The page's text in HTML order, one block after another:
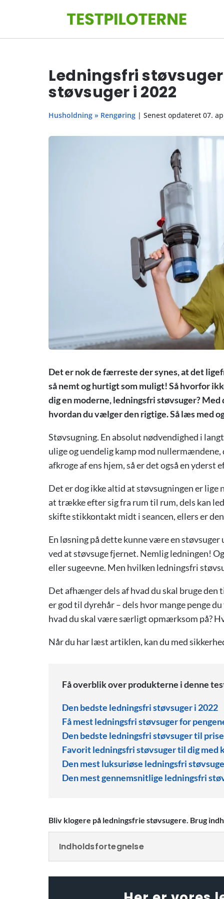
Ledningsfri
støvsuger i 2022
Husholdning » Rengøring | Senest opdateret 07.
Det er nok de færreste der synes, at det
så nemt og hurtigt som muligt! Så hvorfor
dig en moderne, ledningsfri støvsuger?
hvordan du vælger den rigtige. Så læs med
Støvsugning. En absolut nødvendighed i
ulige og uendelig kamp mod
afkroge af ens hjem, så er det også en yderst
Det er dog ikke altid at støvsugningen er
at trække efter sig fra rum til rum, dels kan
skifte stikkontakt midt i seancen, ellers er
En løsning på dette kunne være en
ved at støvsuge fjernet. Nemlig ledningen!
eller sugeevne. Men hvilken ledningsfri
Det afhænger dels af hvad du skal bruge
er god til dyrehår – dels hvor mange penge
hvad du skal være særligt opmærksom på?
Når du har læst artiklen, kan du med
Få overblik over produkterne i denne
Den bedste ledningsfri støvsuger i 2022
Få mest ledningsfri støvsuger for
Den bedste ledningsfri støvsuger til
Favorit ledningsfri støvsuger til dig med
Den mest luksuriøse ledningsfri
Den mest gennemsnitlige ledningsfri
Bliv klogere på ledningsfrie støvsugere. Brug
Indholdsfortegnelse